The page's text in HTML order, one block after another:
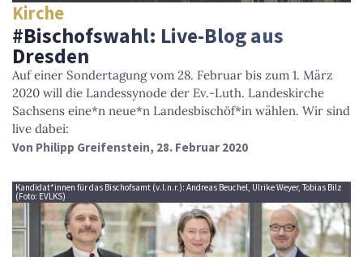
Kirche
#Bischofswahl: Live-Blog aus
Dresden
Auf einer Sondertagung vom 28. Februar bis zum 1. März
2020 will die Landessynode der Ev.-Luth. Landeskirche
Sachsens eine*n neue*n Landesbischöf*in wählen. Wir sind
live dabei:
Von Philipp Greifenstein, 28. Februar 2020
Kandidat*innen für das Bischofsamt (v.l.n.r.): Andreas Beuchel, Ulrike Weyer, Tobias Bilz
(Foto: EVLKS)